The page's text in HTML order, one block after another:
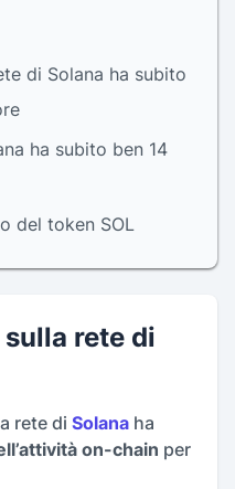
di Solana ha subito
ha subito ben 14
del token SOL
rete di
rete di Solana ha
on-chain per